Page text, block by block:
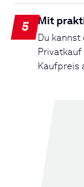
5 Mit
Du
Kaufpreis